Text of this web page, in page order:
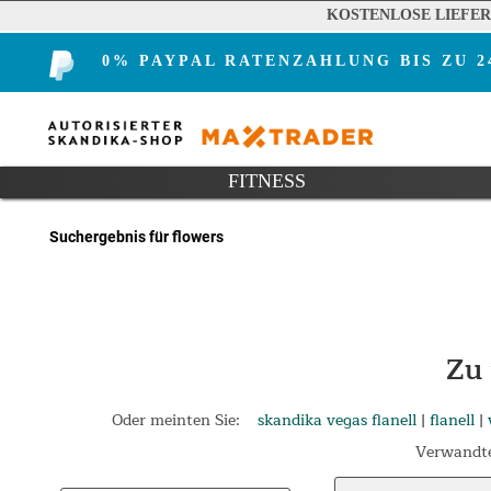
KOSTENLOSE
0% PAYPAL RATENZAHLUNG BIS ZU
FITNESS
Suchergebnis für flowers
Oder meinten Sie: skandika vegas flanell | flanell |